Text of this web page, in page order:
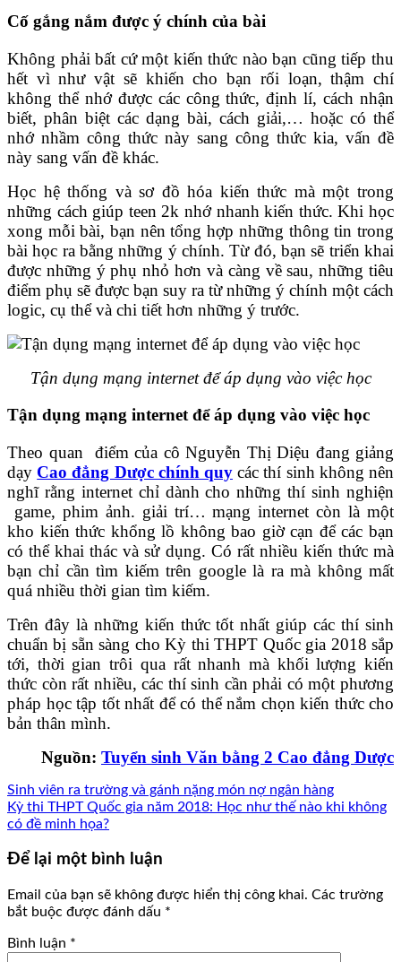
Cố gắng nắm được ý chính của bài
Không phải bất cứ một kiến thức nào bạn cũng tiếp thu
hết vì như vật sẽ khiến cho bạn rối loạn, thậm chí
không thể nhớ được các công thức, định lí, cách nhận
biết, phân biệt các dạng bài, cách giải,… hoặc có thể
nhớ nhầm công thức này sang công thức kia, vấn đề
này sang vấn đề khác.
Học hệ thống và sơ đồ hóa kiến thức mà một trong
những cách giúp teen 2k nhớ nhanh kiến thức. Khi học
xong mỗi bài, bạn nên tổng hợp những thông tin trong
bài học ra bằng những ý chính. Từ đó, bạn sẽ triển khai
được những ý phụ nhỏ hơn và càng về sau, những tiêu
điểm phụ sẽ được bạn suy ra từ những ý chính một cách
logic, cụ thể và chi tiết hơn những ý trước.
Tận dụng mạng internet để áp dụng vào việc học
Tận dụng mạng internet để áp dụng vào việc học
Theo quan điểm của cô Nguyễn Thị Diệu đang giảng
dạy Cao đẳng Dược chính quy các thí sinh không nên
nghĩ rằng internet chỉ dành cho những thí sinh nghiện
game, phim ảnh. giải trí… mạng internet còn là một
kho kiến thức khổng lồ không bao giờ cạn để các bạn
có thể khai thác và sử dụng. Có rất nhiều kiến thức mà
bạn chỉ cần tìm kiếm trên google là ra mà không mất
quá nhiều thời gian tìm kiếm.
Trên đây là những kiến thức tốt nhất giúp các thí sinh
chuẩn bị sẵn sàng cho Kỳ thi THPT Quốc gia 2018 sắp
tới, thời gian trôi qua rất nhanh mà khối lượng kiến
thức còn rất nhiều, các thí sinh cần phải có một phương
pháp học tập tốt nhất để có thể nắm chọn kiến thức cho
bản thân mình.
Nguồn: Tuyển sinh Văn bằng 2 Cao đẳng Dược
Sinh viên ra trường và gánh nặng món nợ ngân hàng
Kỳ thi THPT Quốc gia năm 2018: Học như thế nào khi không
có đề minh họa?
Để lại một bình luận
Email của bạn sẽ không được hiển thị công khai. Các trường
bắt buộc được đánh dấu *
Bình luận *